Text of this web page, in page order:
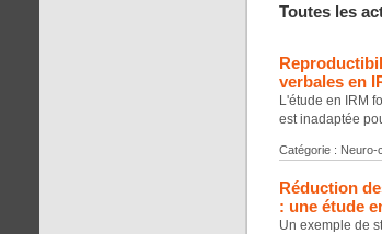
Toutes les
verbales en
L'étude en IRM
est inadaptée
Catégorie :
Réduction
: une étude
Un exemple de